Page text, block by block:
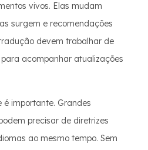
vivos. Elas mudam
surgem e recomendações
devem trabalhar de
acompanhar atualizações
importante. Grandes
precisar de diretrizes
ao mesmo tempo. Sem